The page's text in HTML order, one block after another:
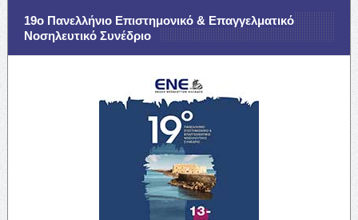
19ο Πανελλήνιο Επιστημονικό & Επαγγελματικό
Νοσηλευτικό Συνέδριο